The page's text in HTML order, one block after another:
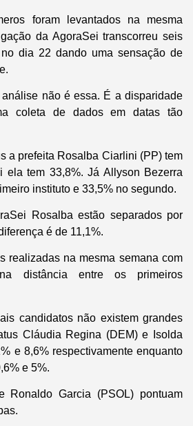
foram levantados na mesma
da AgoraSei transcorreu seis
dia 22 dando uma sensação de
não é essa. É a disparidade
coleta de dados em datas tão
a prefeita Rosalba Ciarlini (PP) tem
ela tem 33,8%. Já Allyson Bezerra
instituto e 33,5% no segundo.
Rosalba estão separados por
é de 11,1%.
realizadas na mesma semana com
distância entre os primeiros
candidatos não existem grandes
Cláudia Regina (DEM) e Isolda
e 8,6% respectivamente enquanto
e 5%.
Ronaldo Garcia (PSOL) pontuam